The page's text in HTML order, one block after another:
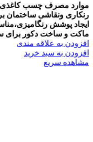
رنکاری ونقاشی ساختمان
ایجاد پوشش
ماکت و ساخت دکور برای
افزودن به علاقه مندی
افزودن به سبد خرید
مشاهده سریع